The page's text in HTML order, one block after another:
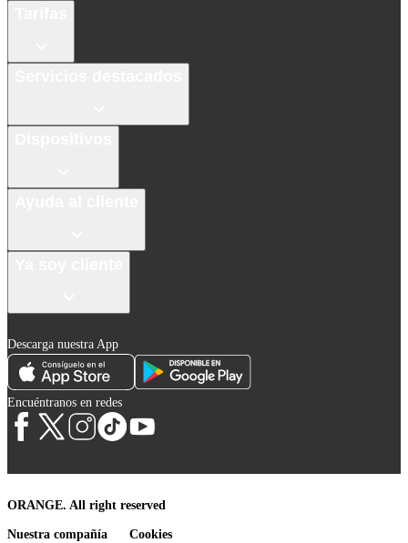
Descarga nuestra App
Encuéntranos en redes
ORANGE. All right reserved
Nuestra compañía Cookies